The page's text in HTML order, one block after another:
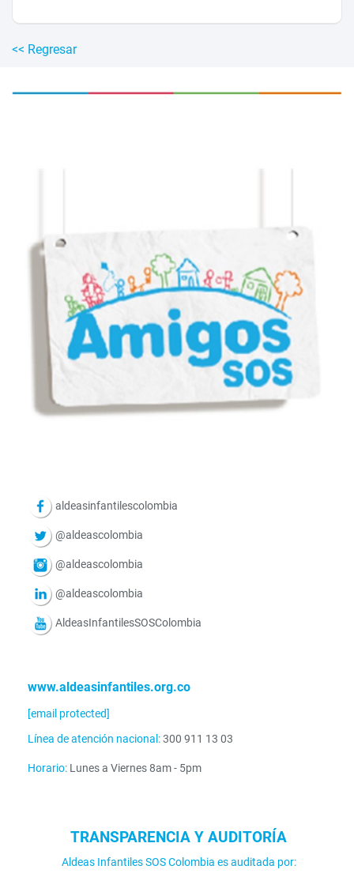
<< Regresar
aldeasinfantilescolombia
@aldeascolombia
@aldeascolombia
@aldeascolombia
AldeasInfantilesSOSColombia
www.aldeasinfantiles.org.co
[email protected]
Línea de atención nacional:300 911 13 03
Horario: Lunes a Viernes 8am - 5pm
TRANSPARENCIA Y AUDITORÍA
Aldeas Infantiles SOS Colombia es auditada por: